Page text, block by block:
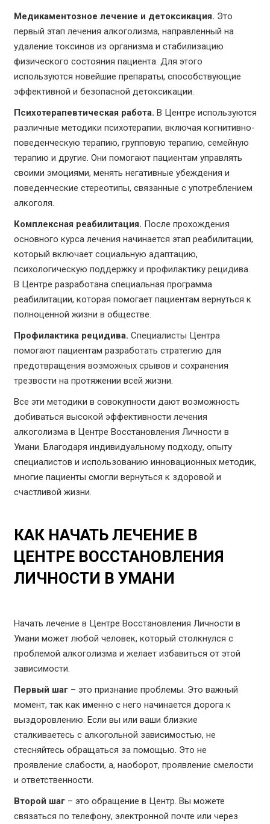
Медикаментозное лечение и детоксикация. Это
первый этап лечения алкоголизма, направленный на
удаление токсинов из организма и стабилизацию
физического состояния пациента. Для этого
используются новейшие препараты, способствующие
эффективной и безопасной детоксикации.
Психотерапевтическая работа. В Центре используются
различные методики психотерапии, включая когнитивно-
поведенческую терапию, групповую терапию, семейную
терапию и другие. Они помогают пациентам управлять
своими эмоциями, менять негативные убеждения и
поведенческие стереотипы, связанные с употреблением
алкоголя.
Комплексная реабилитация. После прохождения
основного курса лечения начинается этап реабилитации,
который включает социальную адаптацию,
психологическую поддержку и профилактику рецидива.
В Центре разработана специальная программа
реабилитации, которая помогает пациентам вернуться к
полноценной жизни в обществе.
Профилактика рецидива. Специалисты Центра
помогают пациентам разработать стратегию для
предотвращения возможных срывов и сохранения
трезвости на протяжении всей жизни.
Все эти методики в совокупности дают возможность
добиваться высокой эффективности лечения
алкоголизма в Центре Восстановления Личности в
Умани. Благодаря индивидуальному подходу, опыту
специалистов и использованию инновационных методик,
многие пациенты смогли вернуться к здоровой и
счастливой жизни.
КАК НАЧАТЬ ЛЕЧЕНИЕ В
ЦЕНТРЕ ВОССТАНОВЛЕНИЯ
ЛИЧНОСТИ В УМАНИ
Начать лечение в Центре Восстановления Личности в
Умани может любой человек, который столкнулся с
проблемой алкоголизма и желает избавиться от этой
зависимости.
Первый шаг– это признание проблемы. Это важный
момент, так как именно с него начинается дорога к
выздоровлению. Если вы или ваши близкие
сталкиваетесь с алкогольной зависимостью, не
стесняйтесь обращаться за помощью. Это не
проявление слабости, а, наоборот, проявление смелости
и ответственности.
Второй шаг– это обращение в Центр. Вы можете
связаться по телефону, электронной почте или через